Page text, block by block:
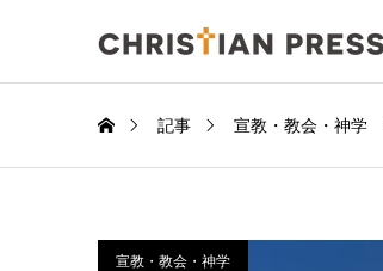
記事 宣教・教会・神学
宣教・教会・神学